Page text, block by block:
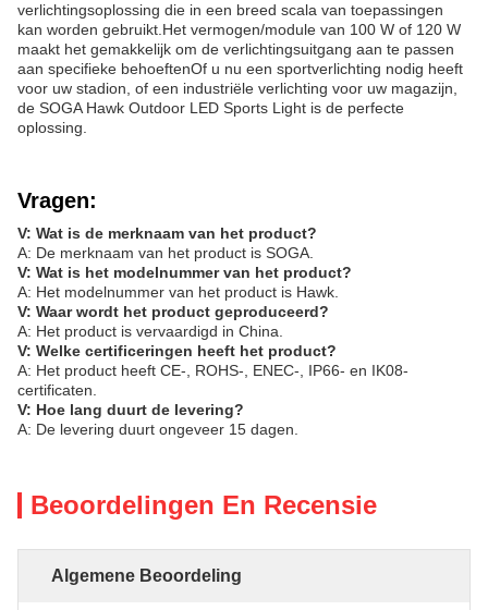
verlichtingsoplossing die in een breed scala van toepassingen
kan worden gebruikt.Het vermogen/module van 100 W of 120 W
maakt het gemakkelijk om de verlichtingsuitgang aan te passen
aan specifieke behoeftenOf u nu een sportverlichting nodig heeft
voor uw stadion, of een industriële verlichting voor uw magazijn,
de SOGA Hawk Outdoor LED Sports Light is de perfecte
oplossing.
Vragen:
V: Wat is de merknaam van het product?
A: De merknaam van het product is SOGA.
V: Wat is het modelnummer van het product?
A: Het modelnummer van het product is Hawk.
V: Waar wordt het product geproduceerd?
A: Het product is vervaardigd in China.
V: Welke certificeringen heeft het product?
A: Het product heeft CE-, ROHS-, ENEC-, IP66- en IK08-
certificaten.
V: Hoe lang duurt de levering?
A: De levering duurt ongeveer 15 dagen.
Beoordelingen En Recensie
Algemene Beoordeling